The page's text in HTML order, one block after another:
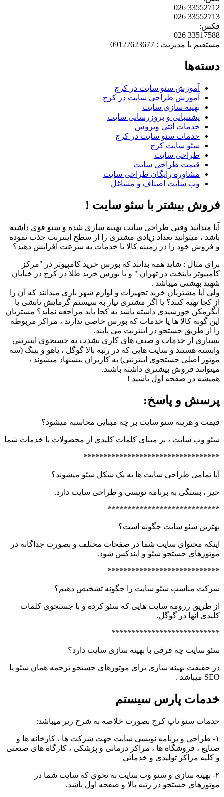
33552712 026
33552713 026
فکس:
33517588 026
مستقیم با مدیریت : 09122623677
دسته‌ها
آموزش سئو سایت در کرج
آموزش طراحی سایت در کرج
بهینه سازی سایت
پشتیبانی و بروزرسانی سایت
خدمات آنتی ویروس
خدمات سئو سایت در کرج
سئو سایت کرج
طراحی سایت
قیمت طراحی سایت
مشاوره رایگان طراحی سایت
وب سایت اصناف و مشاغل
فروش بیشتر با سئو سایت !
آیا میدانید وقتی طراحی سایت بهینه سازی شده و سئو قوی داشته
باشد ، میتوانید تعداد زیادی مشتری را از سطح اینترنت جذب نموده
و فروش خود را در زمینه کالا یا خدمات به سرعت افزایش دهید؟
برای مثال : شاید همه بدانند که بورس خرید کامپیوتر در "مرکز
کامپیوتر پایتخت در تهران " و یا بورس خرید طلا در کرج در خیابان
شهید بهشتی میباشد .
ولی آیا مشتریان خرید تجهیزات و لوازم شهر بازی میدانند که آن را
از کجا تهیه کنند؟ یا اگر مشتری نیاز به سیستم گرمایش تابشی یا
آبگرمکن خورشیدی داشته باشد به کجا باید مراجعه نماید؟ مشتریان
این گونه کالا ها یا خدمات که بورس خاصی ندارند ، مراکز مربوطه
را از طریق جستجو در اینترنت می یابند.
بسیاری از خدمات و صنف های کاری بشدت به جستجوی اینترنتی
وابسته هستند و سایت هایی که در رتبه بالا گوگل ، یاهو و بینگ (سه
موتور اصلی جستجوی اینترنتی) به کاربران پیشنهاد میشوند ،
میتوانند فروش بیشتری داشته باشند.
همیشه در صفحه اول باشید !
پرسش و پاسخ:
قیمت و هزینه سئو سایت بر چه مبنایی محاسبه میشود؟
سئو وب سایت ، بر مبنای کلمات کلیدی از محصولات یا خدمات شما
**********************************
آیا تمامی طراحی سایت ها به یک شکل سئو میشوند؟
خیر ، بستگی به برنامه نویسی و طراحی سایت دارد.
****************************
بهترین سئو سایت چگونه است؟
اینکه محتوای سایت شما در صفحات مختلف و بصورت جداگانه در
موتورهای جستجو سئو و ایندکس شود.
****************************
شرکت مناسب سئو سایت را چگونه تشخیص دهیم؟
از طریق رزومه سایت هایی که سئو کرده و با جستجوی کلمات
کلیدی آنها در گوگل.
***************************
سئو سایت چه فرقی با بهینه سازی سایت دارد؟
در حقیقت بهینه سازی برای موتورهای جستجو ترجمه همان سئو یا
SEO میباشد .
خدمات پارس سیستم
خدمات سئو تاپ کرج بصورت خلاصه به شرح زیر میباشد:
۱- طراحی و برنامه نویسی سایت جهت شرکت ها ، کارخانه ها و
صنایع ، فروشگاه ها ، مراکز درمانی و پزشکی ، کارگاه های صنعتی
و کلیه مراکز تولیدی و خدماتی
۲- بهینه سازی و سئو وب سایت به نحوی که سایت شما در
موتورهای جستجو در رتبه بالا و صفحه اول باشد.